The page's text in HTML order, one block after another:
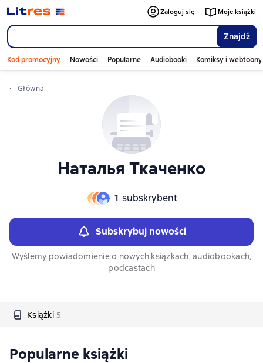
Znajdź
Zaloguj się Moje książki
Kod promocyjny Nowości Popularne Audiobooki Komiksy i webtoony
Główna
Наталья Ткаченко
1 subskrybent
Subskrybuj nowości
Wyślemy powiadomienie o nowych książkach, audiobookach,
podcastach
Książki 5
Слайдер с книгами
Popularne książki